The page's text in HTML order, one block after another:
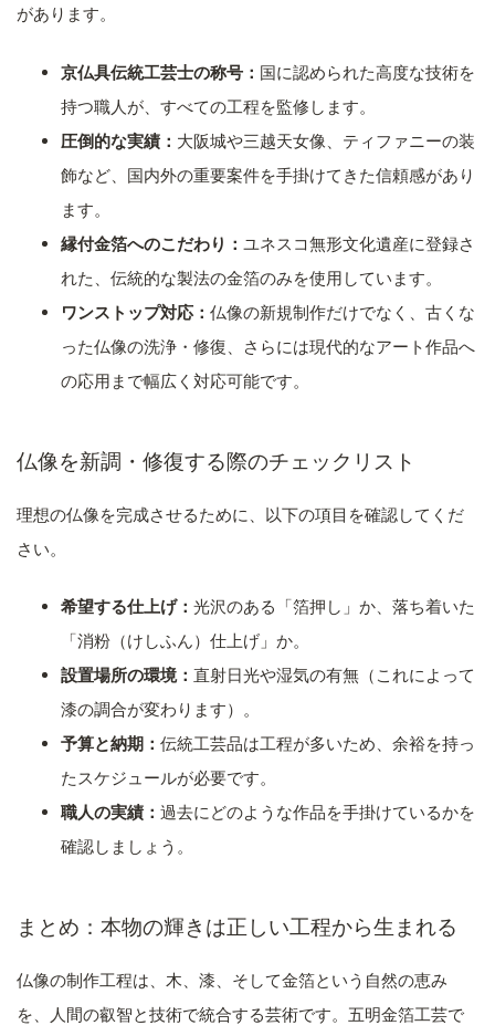
があります。
京仏具伝統工芸士の称号： 国に認められた高度な技術を
持つ職人が、すべての工程を監修します。
圧倒的な実績： 大阪城や三越天女像、ティファニーの装
飾など、国内外の重要案件を手掛けてきた信頼感があり
ます。
縁付金箔へのこだわり： ユネスコ無形文化遺産に登録さ
れた、伝統的な製法の金箔のみを使用しています。
ワンストップ対応： 仏像の新規制作だけでなく、古くな
った仏像の洗浄・修復、さらには現代的なアート作品へ
の応用まで幅広く対応可能です。
仏像を新調・修復する際のチェックリスト
理想の仏像を完成させるために、以下の項目を確認してくだ
さい。
希望する仕上げ： 光沢のある「箔押し」か、落ち着いた
「消粉（けしふん）仕上げ」か。
設置場所の環境： 直射日光や湿気の有無（これによって
漆の調合が変わります）。
予算と納期： 伝統工芸品は工程が多いため、余裕を持っ
たスケジュールが必要です。
職人の実績： 過去にどのような作品を手掛けているかを
確認しましょう。
まとめ：本物の輝きは正しい工程から生まれる
仏像の制作工程は、木、漆、そして金箔という自然の恵み
を、人間の叡智と技術で統合する芸術です。五明金箔工芸で